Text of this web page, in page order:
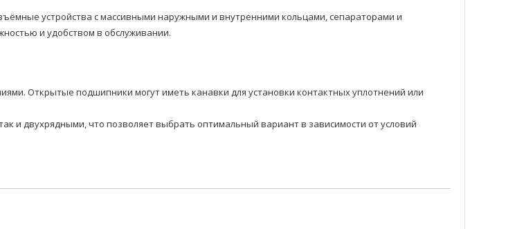
устройства с массивными наружными и внутренними кольцами, сепараторами и
и удобством в обслуживании.
Открытые подшипники могут иметь канавки для установки контактных уплотнений или
и двухрядными, что позволяет выбрать оптимальный вариант в зависимости от условий